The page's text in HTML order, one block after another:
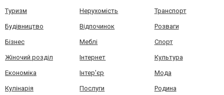
Туризм Нерухомість Транспорт
Будівництво Відпочинок Розваги
Бізнес Меблі Спорт
Жіночий розділ Інтернет Культура
Економіка Інтер'єр Мода
Кулінарія Послуги Родина